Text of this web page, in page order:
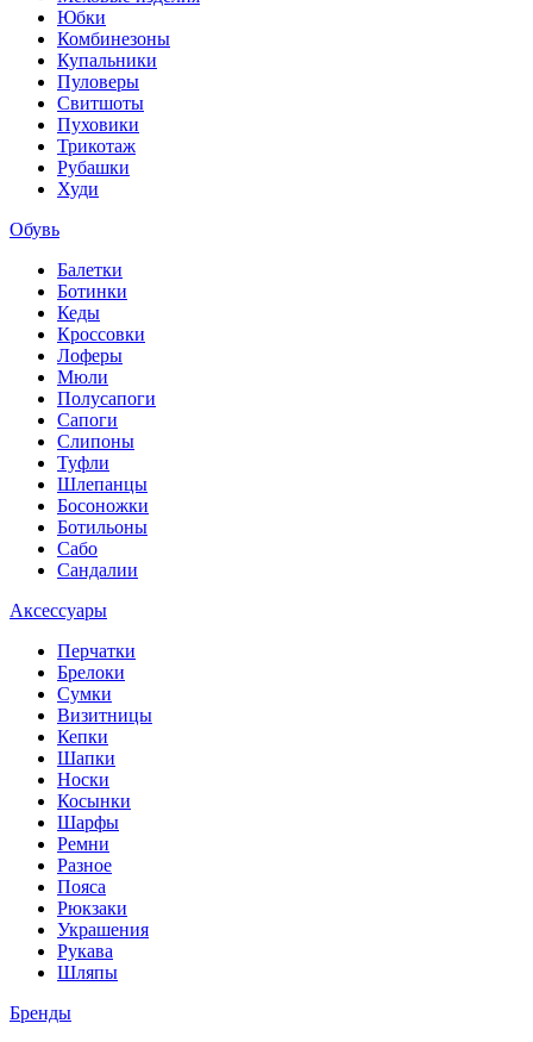
Юбки
Комбинезоны
Купальники
Пуловеры
Свитшоты
Пуховики
Трикотаж
Рубашки
Худи
Обувь
Балетки
Ботинки
Кеды
Кроссовки
Лоферы
Мюли
Полусапоги
Сапоги
Слипоны
Туфли
Шлепанцы
Босоножки
Ботильоны
Сабо
Сандалии
Аксессуары
Перчатки
Брелоки
Сумки
Визитницы
Кепки
Шапки
Носки
Косынки
Шарфы
Ремни
Разное
Пояса
Рюкзаки
Украшения
Рукава
Шляпы
Бренды